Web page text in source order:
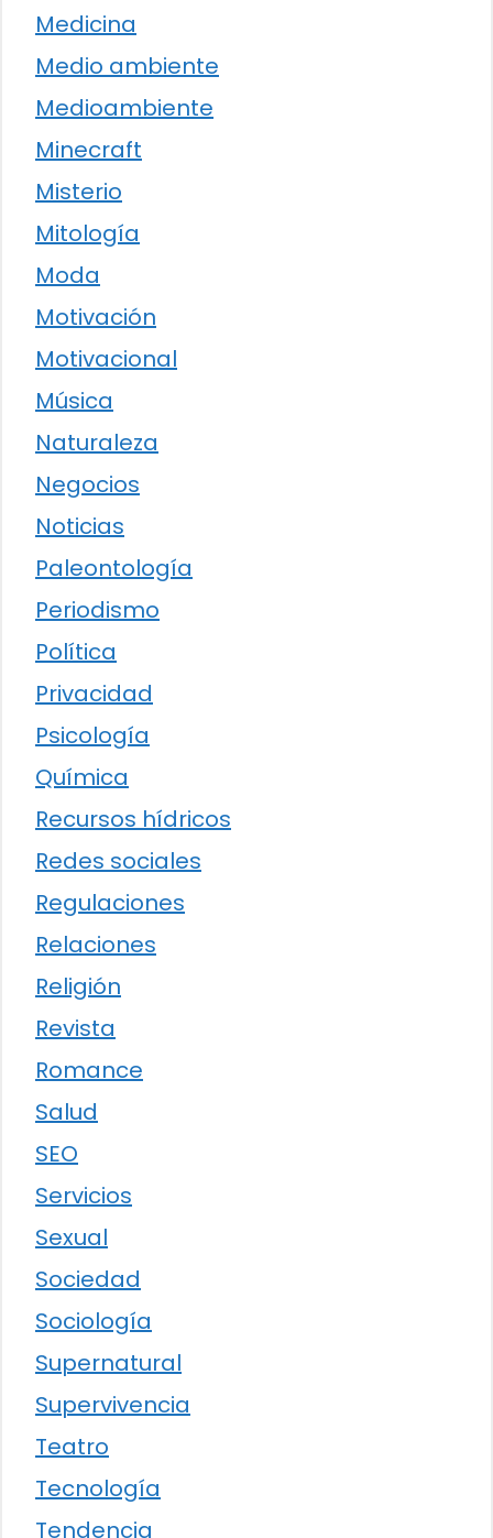
Medicina
Medio ambiente
Medioambiente
Minecraft
Misterio
Mitología
Moda
Motivación
Motivacional
Música
Naturaleza
Negocios
Noticias
Paleontología
Periodismo
Política
Privacidad
Psicología
Química
Recursos hídricos
Redes sociales
Regulaciones
Relaciones
Religión
Revista
Romance
Salud
SEO
Servicios
Sexual
Sociedad
Sociología
Supernatural
Supervivencia
Teatro
Tecnología
Tendencia